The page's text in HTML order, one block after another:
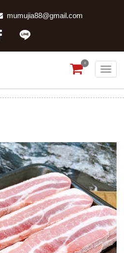
mumujia88@gmail.com
0
嚴選韓式烤豬五花